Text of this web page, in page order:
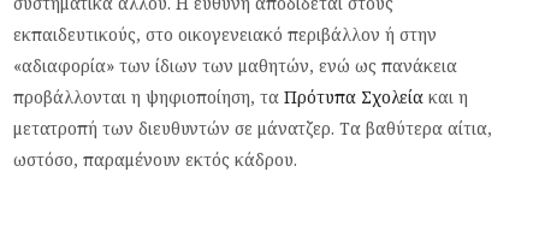
εκπαιδευτικούς, στο οικογενειακό περιβάλλον ή στην
«αδιαφορία» των ίδιων των μαθητών, ενώ ως πανάκεια
προβάλλονται η ψηφιοποίηση, ταΠρότυπα Σχολεία και η
μετατροπή των διευθυντών σε μάνατζερ. Τα βαθύτερα αίτια,
ωστόσο, παραμένουν εκτός κάδρου.